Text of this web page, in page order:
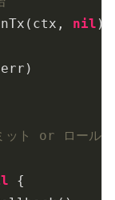
nil )
ット or ロールバ
{